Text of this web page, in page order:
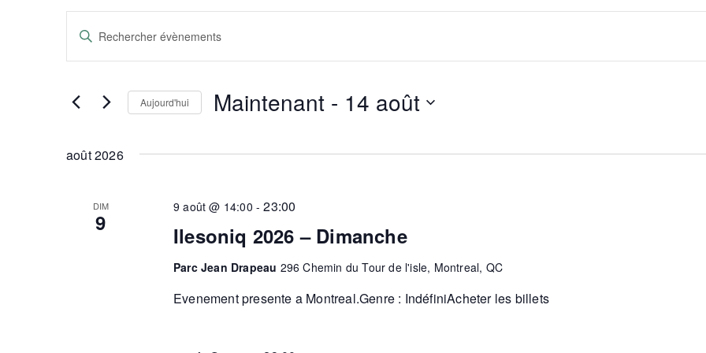
Recherche
et
navigation
vues
Évènements
Saisir
mot-
par
mot-
Aujourd'hui Maintenant - 14 août
date.
août 2026
DIM
9 Ilesoniq 2026 – Dimanche
9 août @ 14:00 -23:00
Parc Jean Drapeau 296 Chemin du Tour de l'isle, Montreal, QC
Evenement presente a Montreal.Genre : IndéfiniAcheter les billets